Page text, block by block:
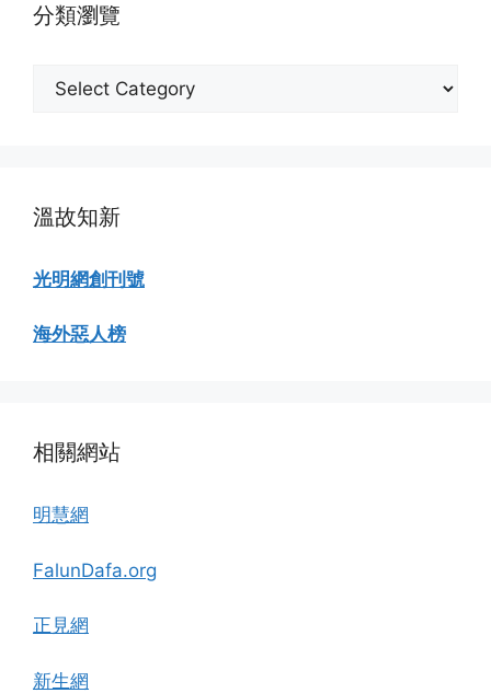
分類瀏覽
溫故知新
光明網創刊號
海外惡人榜
相關網站
明慧網
FalunDafa.org
正見網
新生網